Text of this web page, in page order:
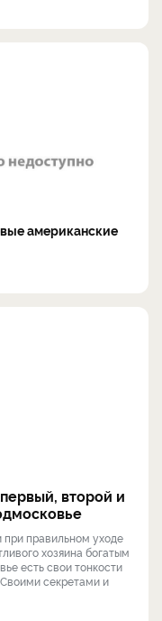
американские
второй и
при правильном уходе
хозяина богатым
есть свои тонкости
секретами и